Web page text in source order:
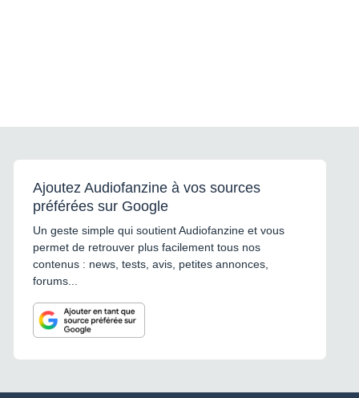
Ajoutez Audiofanzine à vos sources
préférées sur Google
Un geste simple qui soutient Audiofanzine et vous
permet de retrouver plus facilement tous nos
contenus : news, tests, avis, petites annonces,
forums...